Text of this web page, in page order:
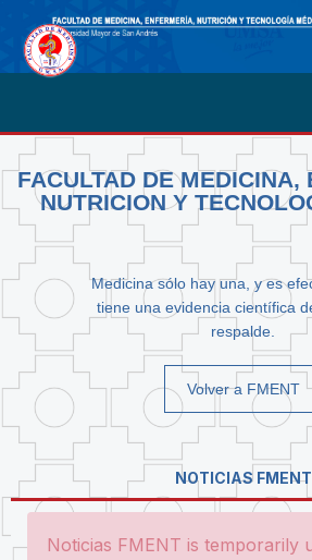
FACULTAD DE MEDICINA,
NUTRICION Y
Medicina sólo hay una, y es
tiene una evidencia científica
respalde.
Volver a FMENT
NOTICIAS FMENT
Noticias FMENT is temporarily